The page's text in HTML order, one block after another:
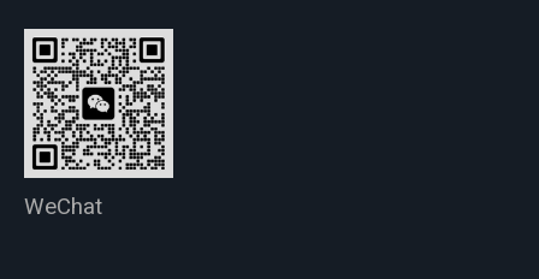
WeChat